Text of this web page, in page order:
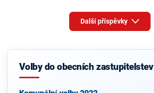
Další příspěvky
Volby do obecních zastupitelstev